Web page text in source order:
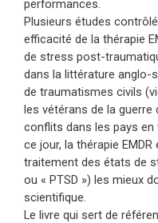
performances.
Plusieurs études
efficacité de la thérapie
de stress post-
dans la littérature anglo-
de traumatismes civils
les vétérans de la
conflits dans les pays en
ce jour, la thérapie
traitement des états de
ou « PTSD ») les mieux
scientifique.
Le livre qui sert de